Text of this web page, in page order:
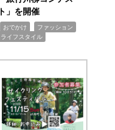
ト」を開催
おでかけ ファッション
ライフスタイル